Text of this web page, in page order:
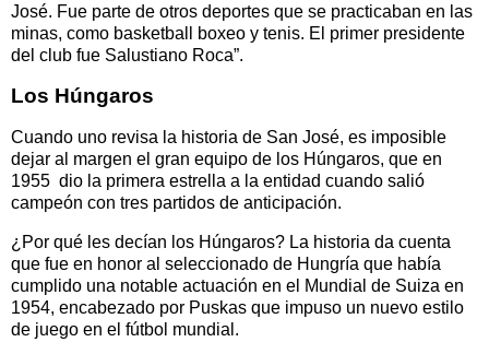
José. Fue parte de otros deportes que se practicaban en las
minas, como basketball boxeo y tenis. El primer presidente
del club fue Salustiano Roca”.
Los Húngaros
Cuando uno revisa la historia de San José, es imposible
dejar al margen el gran equipo de los Húngaros, que en
1955 dio la primera estrella a la entidad cuando salió
campeón con tres partidos de anticipación.
¿Por qué les decían los Húngaros? La historia da cuenta
que fue en honor al seleccionado de Hungría que había
cumplido una notable actuación en el Mundial de Suiza en
1954, encabezado por Puskas que impuso un nuevo estilo
de juego en el fútbol mundial.